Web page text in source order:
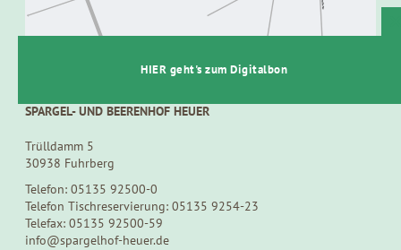
SPARGEL- UND BEERENHOF HEUER
Trülldamm 5
30938 Fuhrberg
Telefon: 05135 92500-0
Telefon Tischreservierung: 05135 9254-23
Telefax: 05135 92500-59
info@spargelhof-heuer.de
HIER geht's zum Digitalbon